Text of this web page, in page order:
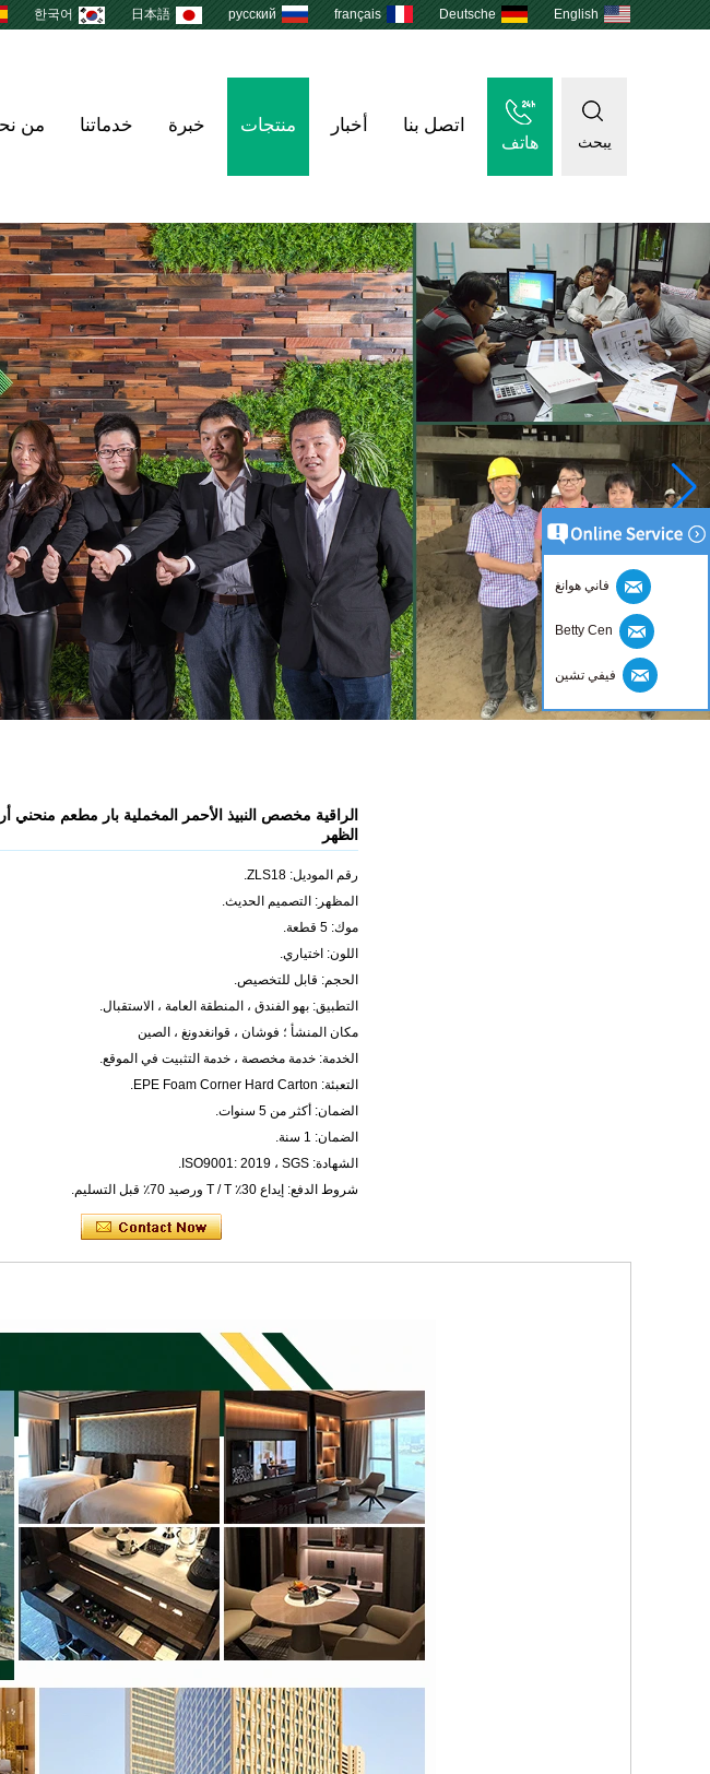
English
Deutsche
français
русский
日本語
한국어
من خدماتنا خبرة منتجات أخبار اتصل بنا
هاتف يبحث
الراقية مخصص النبيذ الأحمر المخملية بار مطعم منحني
الظهر
رقم الموديل: ZLS18.
المظهر: التصميم الحديث.
موك: 5 قطعة.
اللون: اختياري.
الحجم: قابل للتخصيص.
التطبيق: بهو الفندق ، المنطقة العامة ، الاستقبال.
مكان المنشأ ؛ فوشان ، قوانغدونغ ، الصين
الخدمة: خدمة مخصصة ، خدمة التثبيت في الموقع.
التعبئة: EPE Foam Corner Hard Carton.
الضمان: أكثر من 5 سنوات.
الضمان: 1 سنة.
الشهادة: ISO9001: 2019 ، SGS.
شروط الدفع: إيداع 30٪ T / T ورصيد 70٪ قبل التسليم.
فاني هوانغ
Betty Cen
فيفي تشين